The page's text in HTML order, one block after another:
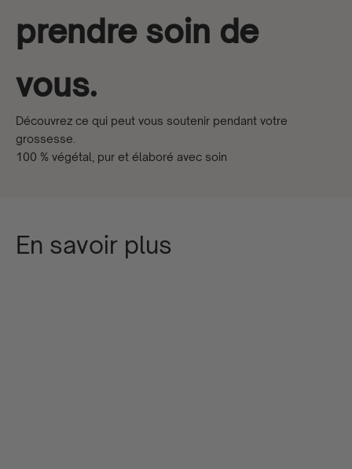
prendre soin de
vous.
Découvrez ce qui peut vous soutenir pendant votre
grossesse.
100 % végétal, pur et élaboré avec soin
En savoir plus